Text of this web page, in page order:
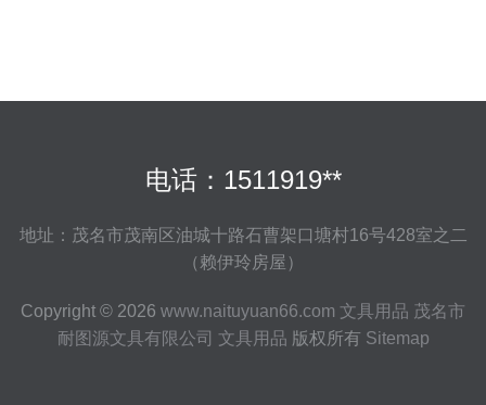
电话：1511919**
地址：茂名市茂南区油城十路石曹架口塘村16号428室之二
（赖伊玲房屋）
Copyright © 2026 www.naituyuan66.com 文具用品 茂名市
耐图源文具有限公司 文具用品 版权所有 Sitemap